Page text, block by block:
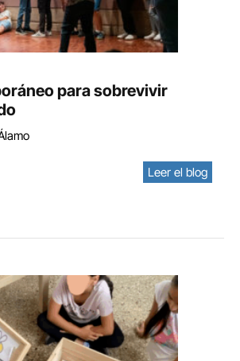
para sobrevivir
Leer el blog